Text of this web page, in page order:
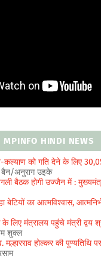
MPINFO HINDI NEWS
को गति देने के लिए
बैन/अनुराग उइके
बैठक होगी उज्जैन में :
बेटियों का आत्मविश्वास,
लिए मंत्रालय पहुंचे मंत्री द्वय
शुक्ल
होल्कर की पुण्यतिथि